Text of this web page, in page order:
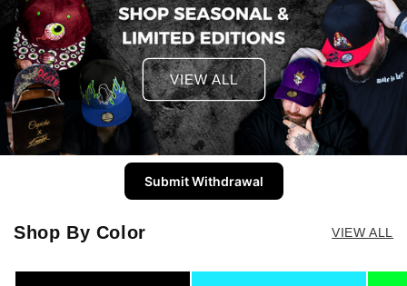
VIEW ALL
Submit Withdrawal
Shop By Color VIEW ALL